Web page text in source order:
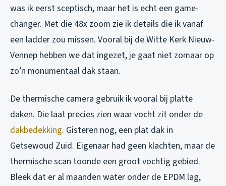
was ik eerst sceptisch, maar het is echt een game-
changer. Met die 48x zoom zie ik details die ik vanaf
een ladder zou missen. Vooral bij de Witte Kerk Nieuw-
Vennep hebben we dat ingezet, je gaat niet zomaar op
zo’n monumentaal dak staan.
De thermische camera gebruik ik vooral bij platte
daken. Die laat precies zien waar vocht zit onder de
dakbedekking. Gisteren nog, een plat dak in
Getsewoud Zuid. Eigenaar had geen klachten, maar de
thermische scan toonde een groot vochtig gebied.
Bleek dat er al maanden water onder de EPDM lag,